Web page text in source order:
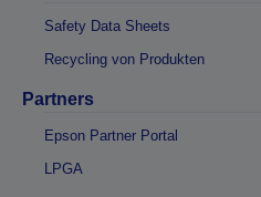
Safety Data Sheets
Recycling von Produkten
Partners
Epson Partner Portal
LPGA